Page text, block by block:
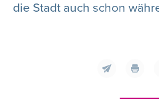
die Stadt auch schon